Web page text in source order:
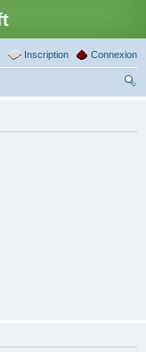
Connexion
Inscription